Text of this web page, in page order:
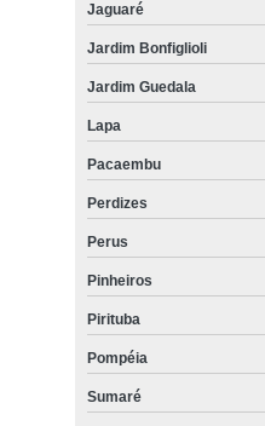
Jaguaré
Jardim Bonfiglioli
Jardim Guedala
Lapa
Pacaembu
Perdizes
Perus
Pinheiros
Pirituba
Pompéia
Sumaré